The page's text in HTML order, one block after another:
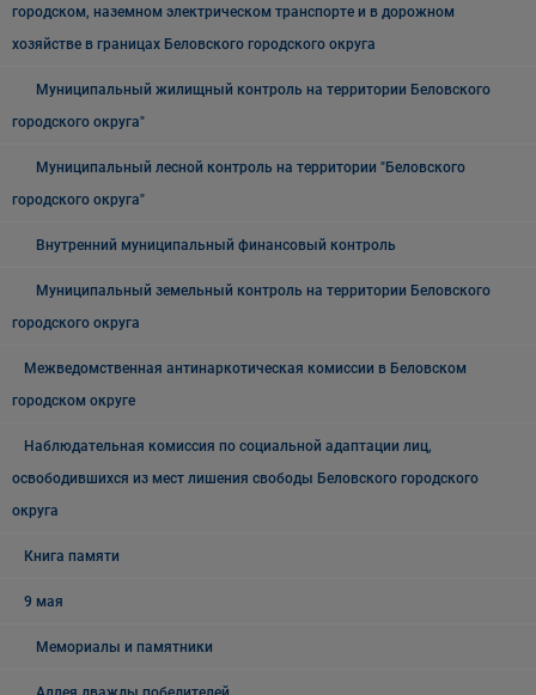
городском, наземном электрическом транспорте и в дорожном
хозяйстве в границах Беловского городского округа
Муниципальный жилищный контроль на территории Беловского
городского округа"
Муниципальный лесной контроль на территории "Беловского
городского округа"
Внутренний муниципальный финансовый контроль
Муниципальный земельный контроль на территории Беловского
городского округа
Межведомственная антинаркотическая комиссии в Беловском
городском округе
Наблюдательная комиссия по социальной адаптации лиц,
освободившихся из мест лишения свободы Беловского городского
округа
Книга памяти
9 мая
Мемориалы и памятники